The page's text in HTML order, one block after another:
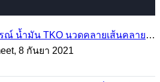
ณ์ น้ำมัน TKO นวดคลายเส้นคลายกล้ามเนื้อ จากภาวะตึงหรือเคล็ด บาดเจ็บ ได้อย่างฉับพลัน
8 กันยา 2021